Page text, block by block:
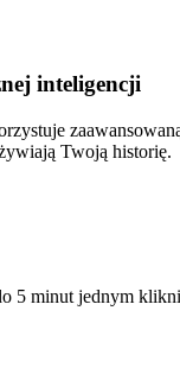
inteligencji
Twoją historię.
5 minut jednym